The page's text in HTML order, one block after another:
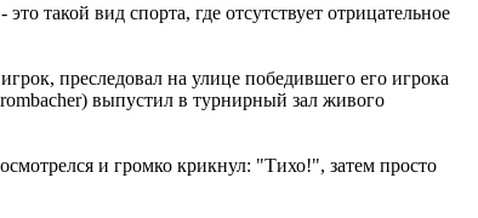
такой вид спорта, где отсутствует отрицательное
преследовал на улице победившего его игрока
выпустил в турнирный зал живого
и громко крикнул: "Тихо!", затем просто